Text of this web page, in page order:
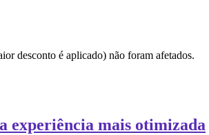
18,00
desconto é aplicado) não foram afetados.
experiência mais otimizada